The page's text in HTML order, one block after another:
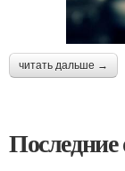
читать дальше →
Последние